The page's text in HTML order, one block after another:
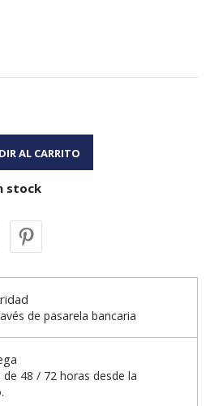
AL CARRITO
stock
de pasarela bancaria
48 / 72 horas desde la